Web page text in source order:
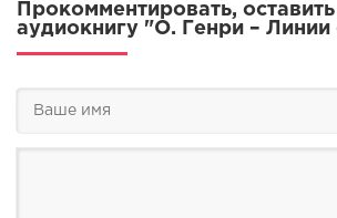
Прокомментировать,
аудиокнигу "О. Генри – Линии